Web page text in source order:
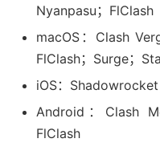
Nyanpasu；FlClash
macOS：Clash
FlClash；Surge；
iOS：
Android：Clash
FlClash